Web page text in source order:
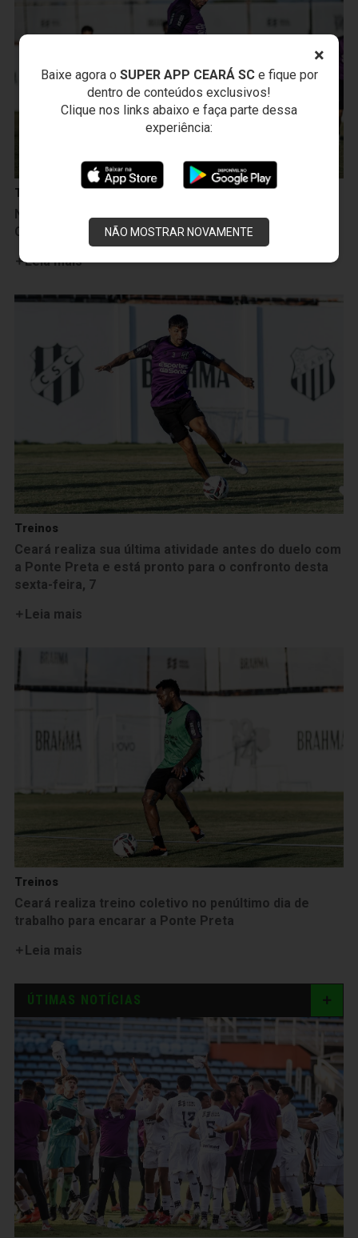
×
Baixe agora o SUPER APP CEARÁ SCe fique por
dentro de conteúdos exclusivos!
Clique nos links abaixo e faça parte dessa
experiência:
NÃO MOSTRAR NOVAMENTE
Treinos
Na manhã seguinte à vitória sobre a Ponte Preta,
Ceará inicia treinamentos para duelo com o Cuiabá
Leia mais
Treinos
Ceará realiza sua última atividade antes do duelo com
a Ponte Preta e está pronto para o confronto desta
sexta-feira, 7
Leia mais
Treinos
Ceará realiza treino coletivo no penúltimo dia de
trabalho para encarar a Ponte Preta
Leia mais
ÚTIMAS NOTÍCIAS